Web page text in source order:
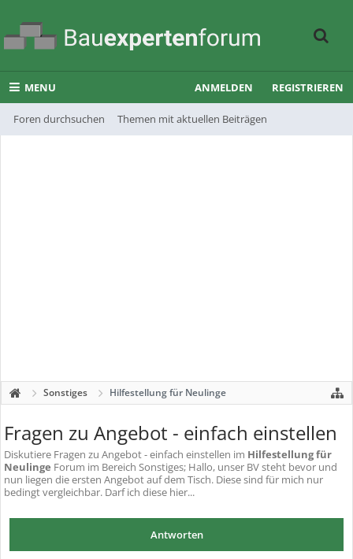
MENU
Foren durchsuchen Themen mit aktuellen Beiträgen
ANMELDEN REGISTRIEREN
Sonstiges Hilfestellung für Neulinge
Fragen zu Angebot - einfach einstellen
Diskutiere Fragen zu Angebot - einfach einstellen im Hilfestellung für
Neulinge Forum im Bereich Sonstiges; Hallo, unser BV steht bevor und
nun liegen die ersten Angebot auf dem Tisch. Diese sind für mich nur
bedingt vergleichbar. Darf ich diese hier...
Antworten